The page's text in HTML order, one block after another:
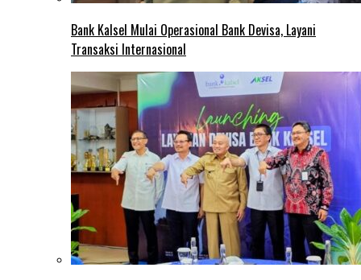
Bank Kalsel Mulai Operasional Bank Devisa, Layani
Transaksi Internasional